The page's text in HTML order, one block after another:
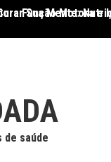
Sua Mente:
Função Motora
de saúde